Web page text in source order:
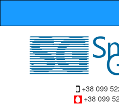
+38 099
+38 099